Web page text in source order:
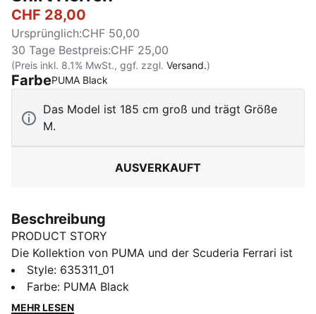
CHF 28,00
Ursprünglich:CHF 50,00
30 Tage Bestpreis:CHF 25,00
(Preis inkl. 8.1% MwSt., ggf. zzgl. Versand.)
FarbePUMA Black
Das Model ist 185 cm groß und trägt Größe
M.
AUSVERKAUFT
Beschreibung
PRODUCT STORY
Die Kollektion von PUMA und der Scuderia Ferrari ist
eine Hommage an den Motorsport und das legendäre
Rennsport-Erbe von Ferrari. Diese Kollektion aus
Schuhen, Kleidung und Accessoires vereint Style,
Style: 635311_01
Farbe: PUMA Black
MEHR LESEN